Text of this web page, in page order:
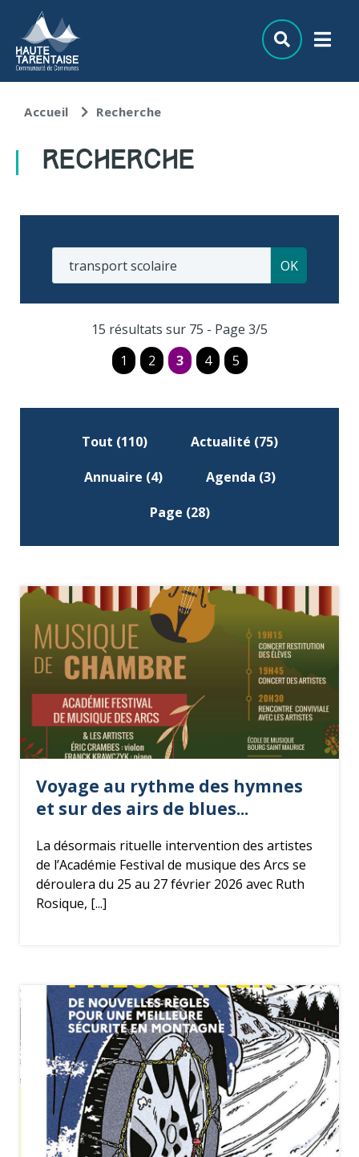
Aller à la recherche
Accueil Recherche
RECHERCHE
15 résultats sur 75 - Page 3/5
1
2 3 4 5
r
a
c
a
t
o
i
e
Tout (110)
Actualité (75)
Annuaire (4)
Agenda (3)
Page (28)
Voyage au rythme des hymnes
et sur des airs de blues...
La désormais rituelle intervention des artistes
de l’Académie Festival de musique des Arcs se
déroulera du 25 au 27 février 2026 avec Ruth
Rosique, [...]